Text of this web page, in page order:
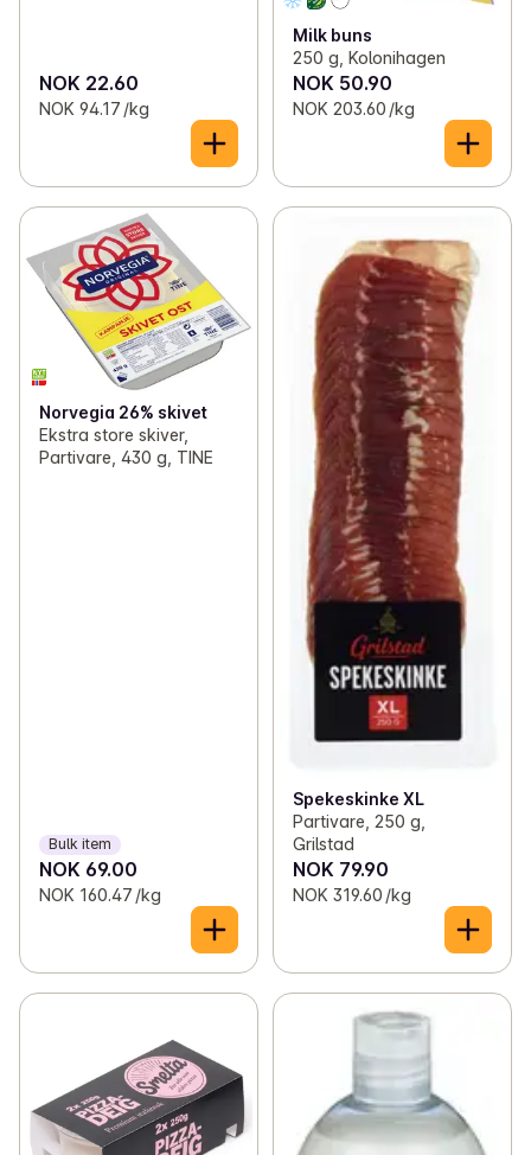
NOK 22.60
NOK 94.17 /kg
Milk buns
250 g, Kolonihagen
NOK 50.90
NOK 203.60 /kg
Norvegia 26% skivet
Ekstra store skiver,
Partivare, 430 g, TINE
Bulk item
NOK 69.00
NOK 160.47 /kg
Spekeskinke XL
Partivare, 250 g,
Grilstad
NOK 79.90
NOK 319.60 /kg